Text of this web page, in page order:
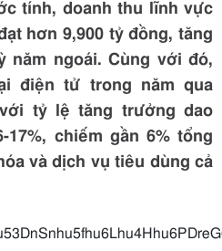
tính, doanh thu lĩnh vực
hơn 9,900 tỷ đồng, tăng
năm ngoái. Cùng với đó,
điện tử trong năm qua
tỷ lệ tăng trưởng dao
17%, chiếm gần 6% tổng
và dịch vụ tiêu dùng cả